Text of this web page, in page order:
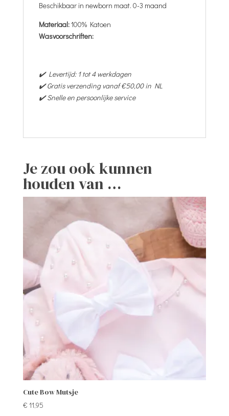
Beschikbaar in newborn maat. 0-3 maand
Materiaal:100% Katoen
Wasvoorschriften:
✔️ Levertijd: 1 tot 4 werkdagen
✔️ Gratis verzending vanaf €50,00 in NL
✔️ Snelle en persoonlijke service
Je zou ook kunnen
houden van …
Cute Bow Mutsje
€ 11,95